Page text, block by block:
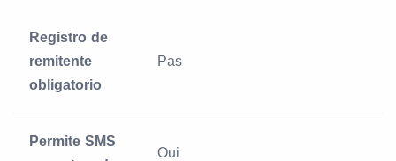
Registro de
remitente
obligatorio
Pas
Permite SMS
Oui